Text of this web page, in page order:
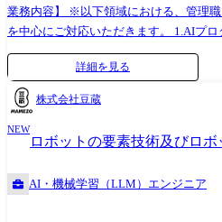
業務内容】 ※以下領域における、管理
を中心にご対応いただきます。 1.AIプ
サービス企画に基づき、開発スケジュー
ーンを策定 ・AI特有の「学習データ
ルを、サービス開発のタイムラインに
の推進管理 2.開発ディレクションと品
ェア開発者、検証チーム等へのタスク割
指標(KPI)」と「サービスとしての品質
判定基準を管理 3.部門間・パートナー企
連ITシステム開発部門とのインターフェ
詳細を見る
株式会社豆蔵
NEW
ロボットの要素技術及びロ
AI・機械学習（LLM）エンジニア